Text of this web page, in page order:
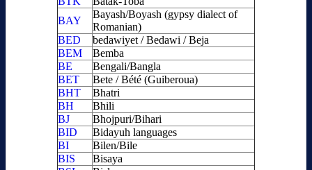
BAY
Bayash/Boyash (gypsy dialect of
Romanian)
BED
bedawiyet / Bedawi / Beja
BEM
Bemba
BE
Bengali/Bangla
BET
Bete / Bété (Guiberoua)
BHT
Bhatri
BH
Bhili
BJ
Bhojpuri/Bihari
BID
Bidayuh languages
BI
Bilen/Bile
BIS
Bisaya